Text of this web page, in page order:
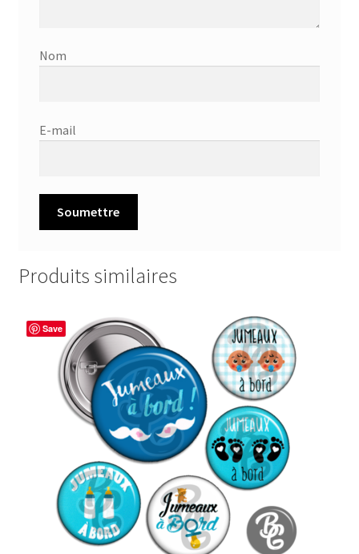
Nom
E-mail
Produits similaires
Save